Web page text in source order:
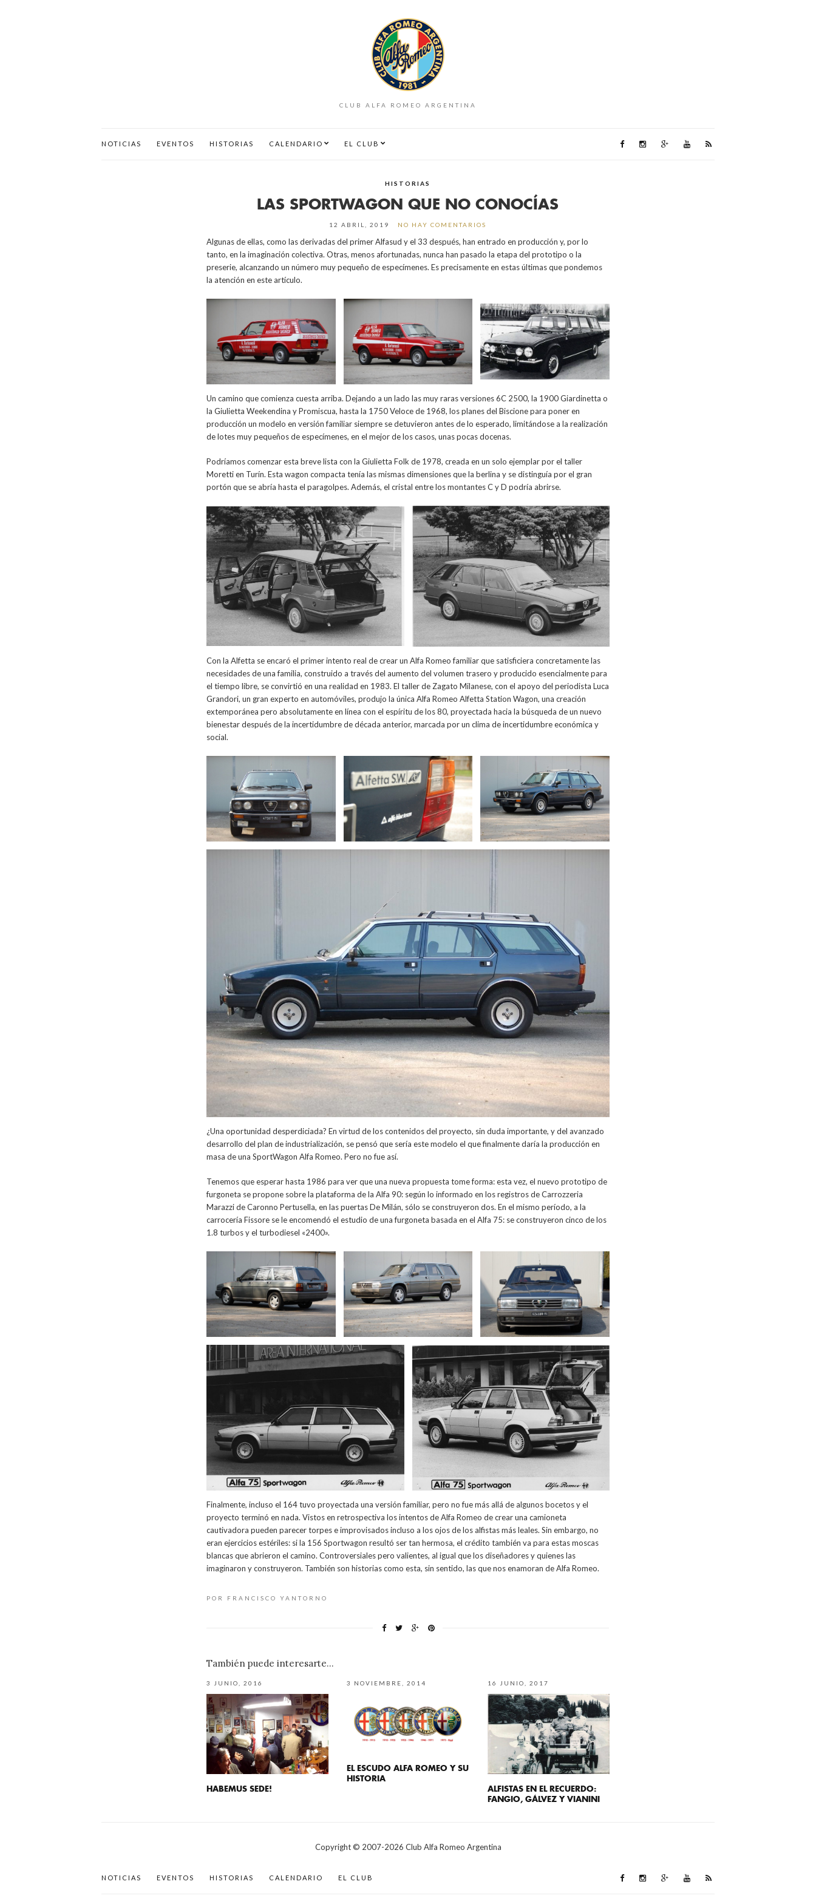
CLUB ALFA ROMEO ARGENTINA
NOTICIAS EVENTOS HISTORIAS CALENDARIO EL CLUB
HISTORIAS
LAS SPORTWAGON QUE NO CONOCÍAS
12 ABRIL, 2019 NO HAY COMENTARIOS
Algunas de ellas, como las derivadas del primer Alfasud y el 33 después, han entrado en producción y, por lo
tanto, en la imaginación colectiva. Otras, menos afortunadas, nunca han pasado la etapa del prototipo o la
preserie, alcanzando un número muy pequeño de especímenes. Es precisamente en estas últimas que pondemos
la atención en este artículo.
Un camino que comienza cuesta arriba. Dejando a un lado las muy raras versiones 6C 2500, la 1900 Giardinetta o
la Giulietta Weekendina y Promiscua, hasta la 1750 Veloce de 1968, los planes del Biscione para poner en
producción un modelo en versión familiar siempre se detuvieron antes de lo esperado, limitándose a la realización
de lotes muy pequeños de especímenes, en el mejor de los casos, unas pocas docenas.
Podríamos comenzar esta breve lista con la Giulietta Folk de 1978, creada en un solo ejemplar por el taller
Moretti en Turín. Esta wagon compacta tenía las mismas dimensiones que la berlina y se distinguía por el gran
portón que se abría hasta el paragolpes. Además, el cristal entre los montantes C y D podría abrirse.
Con la Alfetta se encaró el primer intento real de crear un Alfa Romeo familiar que satisficiera concretamente las
necesidades de una familia, construido a través del aumento del volumen trasero y producido esencialmente para
el tiempo libre, se convirtió en una realidad en 1983. El taller de Zagato Milanese, con el apoyo del periodista Luca
Grandori, un gran experto en automóviles, produjo la única Alfa Romeo Alfetta Station Wagon, una creación
extemporánea pero absolutamente en línea con el espíritu de los 80, proyectada hacia la búsqueda de un nuevo
bienestar después de la incertidumbre de década anterior, marcada por un clima de incertidumbre económica y
social.
¿Una oportunidad desperdiciada? En virtud de los contenidos del proyecto, sin duda importante, y del avanzado
desarrollo del plan de industrialización, se pensó que sería este modelo el que finalmente daría la producción en
masa de una SportWagon Alfa Romeo. Pero no fue así.
Tenemos que esperar hasta 1986 para ver que una nueva propuesta tome forma: esta vez, el nuevo prototipo de
furgoneta se propone sobre la plataforma de la Alfa 90: según lo informado en los registros de Carrozzeria
Marazzi de Caronno Pertusella, en las puertas De Milán, sólo se construyeron dos. En el mismo período, a la
carrocería Fissore se le encomendó el estudio de una furgoneta basada en el Alfa 75: se construyeron cinco de los
1.8 turbos y el turbodiesel «2400».
Finalmente, incluso el 164 tuvo proyectada una versión familiar, pero no fue más allá de algunos bocetos y el
proyecto terminó en nada. Vistos en retrospectiva los intentos de Alfa Romeo de crear una camioneta
cautivadora pueden parecer torpes e improvisados incluso a los ojos de los alfistas más leales. Sin embargo, no
eran ejercicios estériles: si la 156 Sportwagon resultó ser tan hermosa, el crédito también va para estas moscas
blancas que abrieron el camino. Controversiales pero valientes, al igual que los diseñadores y quienes las
imaginaron y construyeron. También son historias como esta, sin sentido, las que nos enamoran de Alfa Romeo.
POR FRANCISCO YANTORNO
También puede interesarte...
3 JUNIO, 2016
HABEMUS SEDE!
3 NOVIEMBRE, 2014
EL ESCUDO ALFA ROMEO Y SU
HISTORIA
16 JUNIO, 2017
ALFISTAS EN EL RECUERDO:
FANGIO, GÁLVEZ Y VIANINI
Copyright © 2007-2026 Club Alfa Romeo Argentina
NOTICIAS EVENTOS HISTORIAS CALENDARIO EL CLUB